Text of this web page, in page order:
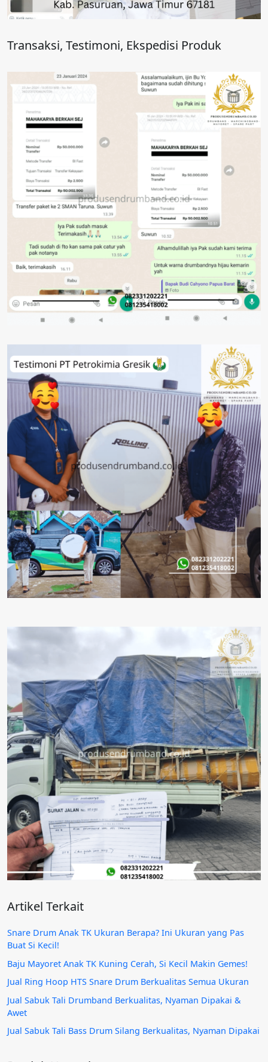
Transaksi, Testimoni, Ekspedisi Produk
Artikel Terkait
Snare Drum Anak TK Ukuran Berapa? Ini Ukuran yang Pas
Buat Si Kecil!
Baju Mayoret Anak TK Kuning Cerah, Si Kecil Makin Gemes!
Jual Ring Hoop HTS Snare Drum Berkualitas Semua Ukuran
Jual Sabuk Tali Drumband Berkualitas, Nyaman Dipakai &
Awet
Jual Sabuk Tali Bass Drum Silang Berkualitas, Nyaman Dipakai